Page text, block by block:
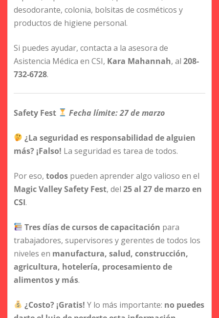
desodorante, colonia, bolsitas de cosméticos y
productos de higiene personal.
Si puedes ayudar, contacta a la asesora de
Asistencia Médica en CSI, Kara Mahannah, al 208-
732-6728.
Safety Fest Fecha límite: 27 de marzo
¿La seguridad es responsabilidad de alguien
más? ¡Falso! La seguridad es tarea de todos.
Por eso, todos pueden aprender algo valioso en el
Magic Valley Safety Fest, del 25 al 27 de marzo en
CSI.
Tres días de cursos de capacitación para
trabajadores, supervisores y gerentes de todos los
niveles en manufactura, salud, construcción,
agricultura, hotelería, procesamiento de
alimentos y más.
¿Costo? ¡Gratis! Y lo más importante: no puedes